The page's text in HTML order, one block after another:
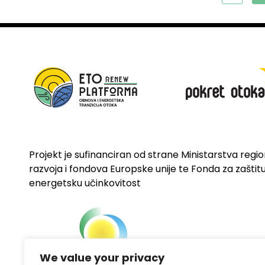
We value your privacy
Projekt je sufinanciran od strane Ministarstva
razvoja i fondova Europske unije te Fonda za
energetsku učinkovitost